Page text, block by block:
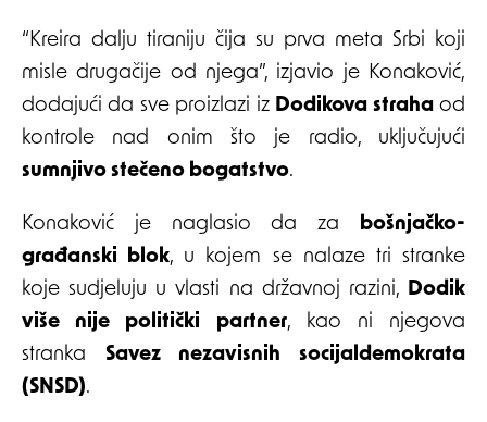
“Kreira dalju tiraniju čija su prva meta Srbi koji
misle drugačije od njega”, izjavio je Konaković,
dodajući da sve proizlazi iz Dodikova strahaod
kontrole nad onim što je radio, uključujući
sumnjivo stečeno bogatstvo.
Konaković je naglasio da za bošnjačko-
građanski blok, u kojem se nalaze tri stranke
koje sudjeluju u vlasti na državnoj razini, Dodik
više nije politički partner, kao ni njegova
stranka Savez nezavisnih socijaldemokrata
(SNSD).